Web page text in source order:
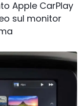
Apple CarPlay
sul monitor